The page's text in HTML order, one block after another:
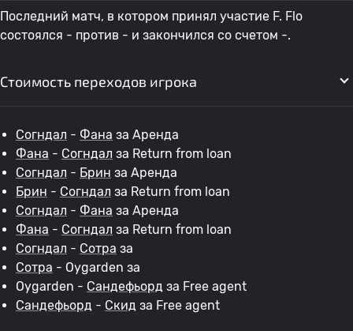
Последний матч, в котором принял участие F. Flo
состоялся - против - и закончился со счетом -.
Стоимость переходов игрока
Согндал - Фана за Аренда
Фана - Согндал за Return from loan
Согндал - Брин за Аренда
Брин - Согндал за Return from loan
Согндал - Фана за Аренда
Фана - Согндал за Return from loan
Согндал - Сотра за
Сотра - Oygarden за
Oygarden - Сандефьорд за Free agent
Сандефьорд - Скид за Free agent